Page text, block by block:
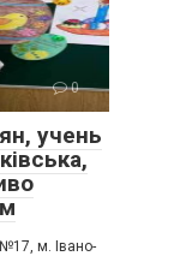
0
учень
м. Івано-